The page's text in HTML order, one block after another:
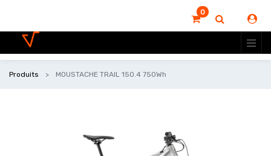
0
Produits MOUSTACHE TRAIL 150.4 750Wh